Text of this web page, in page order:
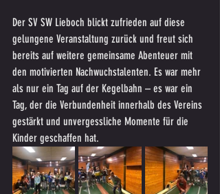
Der SV SW Lieboch blickt zufrieden auf diese
gelungene Veranstaltung zurück und freut sich
bereits auf weitere gemeinsame Abenteuer mit
den motivierten Nachwuchstalenten. Es war mehr
als nur ein Tag auf der Kegelbahn – es war ein
Tag, der die Verbundenheit innerhalb des Vereins
gestärkt und unvergessliche Momente für die
Kinder geschaffen hat.